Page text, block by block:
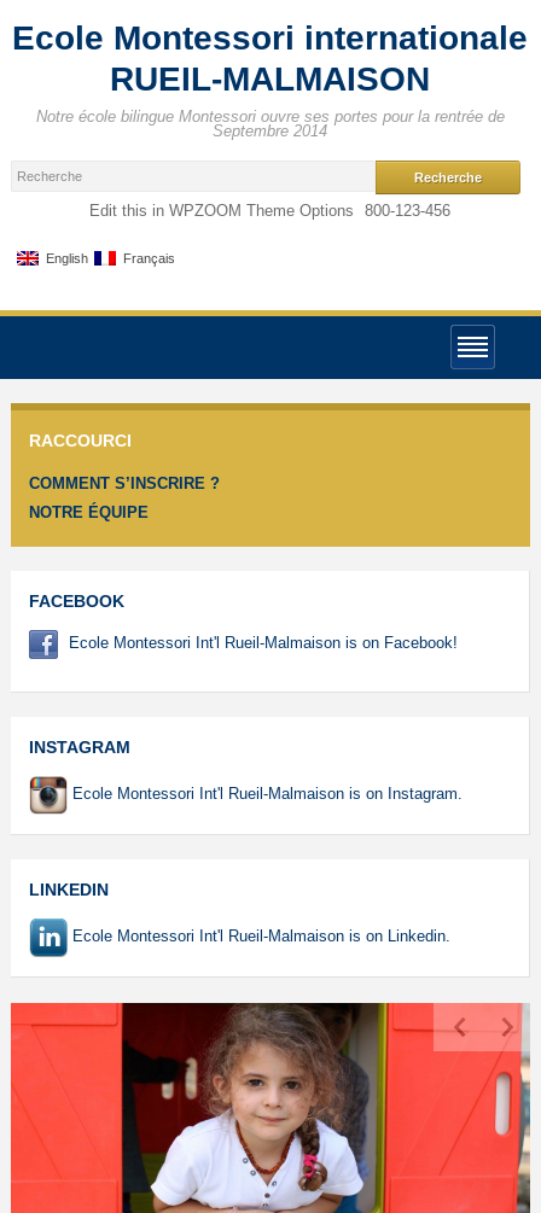
Ecole Montessori internationale
RUEIL-MALMAISON
Notre école bilingue Montessori ouvre ses portes pour la rentrée de
Septembre 2014
Edit this in WPZOOM Theme Options 800-123-456
English Français
RACCOURCI
COMMENT S’INSCRIRE ?
NOTRE ÉQUIPE
FACEBOOK
Ecole Montessori Int'l Rueil-Malmaison is on Facebook!
INSTAGRAM
Ecole Montessori Int'l Rueil-Malmaison is on Instagram.
LINKEDIN
Ecole Montessori Int'l Rueil-Malmaison is on Linkedin.